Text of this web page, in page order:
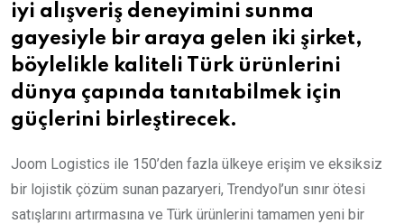
iyi alışveriş deneyimini sunma
gayesiyle bir araya gelen iki şirket,
böylelikle kaliteli Türk ürünlerini
dünya çapında tanıtabilmek için
güçlerini birleştirecek.
Joom Logistics ile 150’den fazla ülkeye erişim ve eksiksiz
bir lojistik çözüm sunan pazaryeri, Trendyol’un sınır ötesi
satışlarını artırmasına ve Türk ürünlerini tamamen yeni bir